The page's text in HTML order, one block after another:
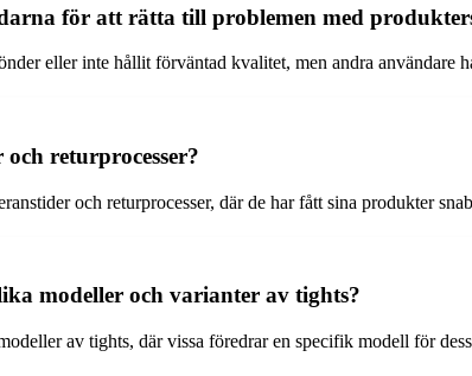
för att rätta till problemen med
eller inte hållit förväntad kvalitet, men andra
returprocesser?
och returprocesser, där de har fått sina produkter
modeller och varianter av tights?
av tights, där vissa föredrar en specifik modell för